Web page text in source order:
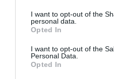
I want to opt-out of the
personal data.
Opted In
I want to opt-out of the
Personal Data.
Opted In
el